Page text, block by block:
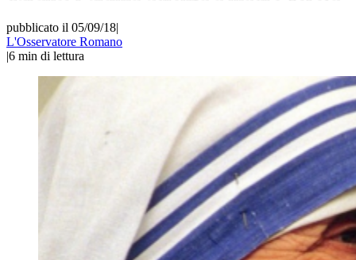
pubblicato il 05/09/18|
L'Osservatore Romano
|6 min di lettura